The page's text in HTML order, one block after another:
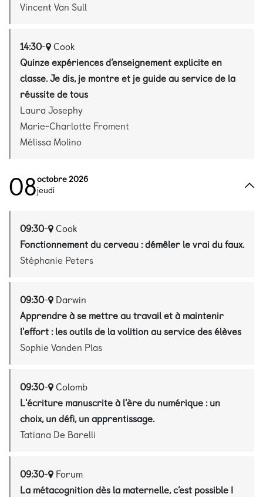
Vincent Van Sull
14:30- Cook
Quinze expériences d’enseignement explicite en
classe. Je dis, je montre et je guide au service de la
réussite de tous
Laura Josephy
Marie-Charlotte Froment
Mélissa Molino
08octobre 2026
jeudi
09:30- Cook
Fonctionnement du cerveau : démêler le vrai du faux.
Stéphanie Peters
09:30- Darwin
Apprendre à se mettre au travail et à maintenir
l'effort : les outils de la volition au service des élèves
Sophie Vanden Plas
09:30- Colomb
L'écriture manuscrite à l'ère du numérique : un
choix, un défi, un apprentissage.
Tatiana De Barelli
09:30- Forum
La métacognition dès la maternelle, c’est possible !